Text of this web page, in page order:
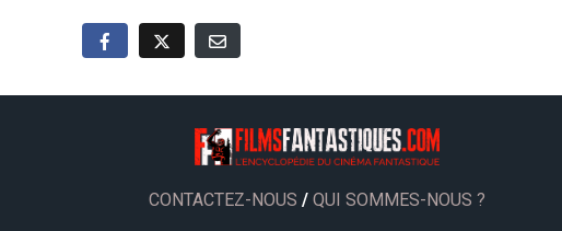
CONTACTEZ-NOUS / QUI SOMMES-NOUS ?